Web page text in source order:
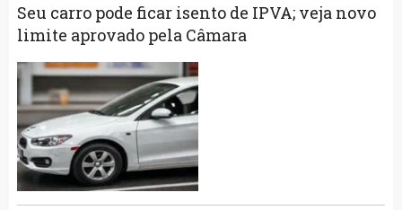
Seu carro pode ficar isento de IPVA; veja novo
limite aprovado pela Câmara